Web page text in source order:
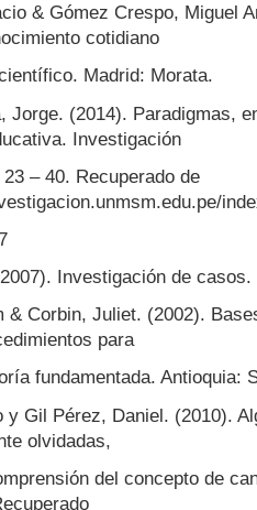
& Gómez Crespo, Miguel
cotidiano
Madrid: Morata.
Jorge. (2014). Paradigmas,
Investigación
– 40. Recuperado de
Investigación de
& Corbin, Juliet. (2002).
para
fundamentada. Antioquia:
y Gil Pérez, Daniel. (2010).
olvidadas,
del concepto de